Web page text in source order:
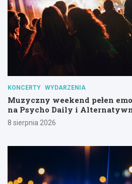
KONCERTY WYDARZENIA
Muzyczny weekend pełen
na Psycho Daily i
8 sierpnia 2026